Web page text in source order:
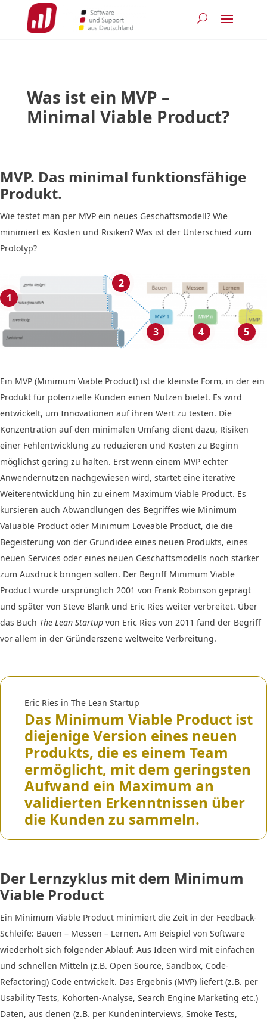
Was ist ein MVP –
Minimal Viable Product?
MVP. Das minimal funktionsfähige
Produkt.
Wie testet man per MVP ein neues Geschäftsmodell? Wie
minimiert es Kosten und Risiken? Was ist der Unterschied zum
Prototyp?
1
2
3 4 5
Ein MVP (Minimum Viable Product) ist die kleinste Form, in der ein
Produkt für potenzielle Kunden einen Nutzen bietet. Es wird
entwickelt, um Innovationen auf ihren Wert zu testen. Die
Konzentration auf den minimalen Umfang dient dazu, Risiken
einer Fehlentwicklung zu reduzieren und Kosten zu Beginn
möglichst gering zu halten. Erst wenn einem MVP echter
Anwendernutzen nachgewiesen wird, startet eine iterative
Weiterentwicklung hin zu einem Maximum Viable Product. Es
kursieren auch Abwandlungen des Begriffes wie Minimum
Valuable Product oder Minimum Loveable Product, die die
Begeisterung von der Grundidee eines neuen Produkts, eines
neuen Services oder eines neuen Geschäftsmodells noch stärker
zum Ausdruck bringen sollen. Der Begriff Minimum Viable
Product wurde ursprünglich 2001 von Frank Robinson geprägt
und später von Steve Blank und Eric Ries weiter verbreitet. Über
das Buch The Lean Startup von Eric Ries von 2011 fand der Begriff
vor allem in der Gründerszene weltweite Verbreitung.
Eric Ries in The Lean Startup
Das Minimum Viable Product ist
diejenige Version eines neuen
Produkts, die es einem Team
ermöglicht, mit dem geringsten
Aufwand ein Maximum an
validierten Erkenntnissen über
die Kunden zu sammeln.
Der Lernzyklus mit dem Minimum
Viable Product
Ein Minimum Viable Product minimiert die Zeit in der Feedback-
Schleife: Bauen – Messen – Lernen. Am Beispiel von Software
wiederholt sich folgender Ablauf: Aus Ideen wird mit einfachen
und schnellen Mitteln (z.B. Open Source, Sandbox, Code-
Refactoring) Code entwickelt. Das Ergebnis (MVP) liefert (z.B. per
Usability Tests, Kohorten-Analyse, Search Engine Marketing etc.)
Daten, aus denen (z.B. per Kundeninterviews, Smoke Tests,